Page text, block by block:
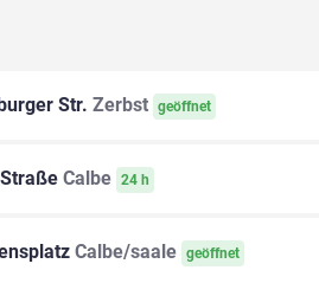
Str. Zerbst geöffnet
Calbe 24 h
Calbe/saale geöffnet